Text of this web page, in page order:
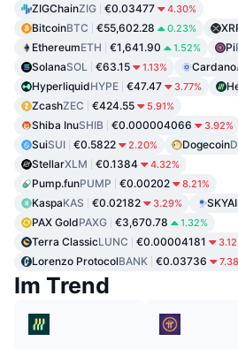
ZIGChainZIG €0.03477 4.30%
BitcoinBTC €55,602.28 0.23%
EthereumETH €1,641.90 1.52% Pi
SolanaSOL €63.15 1.13% Cardano
HyperliquidHYPE €47.47 3.77%
ZcashZEC €424.55 5.91%
Shiba InuSHIB €0.000004066 3.92%
SuiSUI €0.5822 2.20% Dogecoin
StellarXLM €0.1384 4.32%
Pump.funPUMP €0.00202 8.21%
KaspaKAS €0.02182 3.29% SKYAI
PAX GoldPAXG €3,670.78 1.32%
Terra ClassicLUNC €0.00004181
Lorenzo ProtocolBANK €0.03736
Im Trend